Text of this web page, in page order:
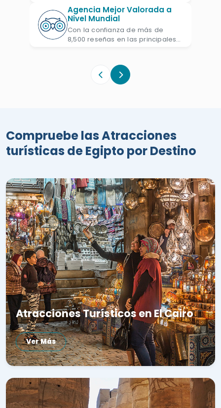
Agencia Mejor Valorada a
Nivel Mundial
Con la confianza de más de
8,500 reseñas en las principales
Compruebe las Atracciones
turísticas de Egipto por Destino
Atracciones Turísticos en El Cairo
Ver Más